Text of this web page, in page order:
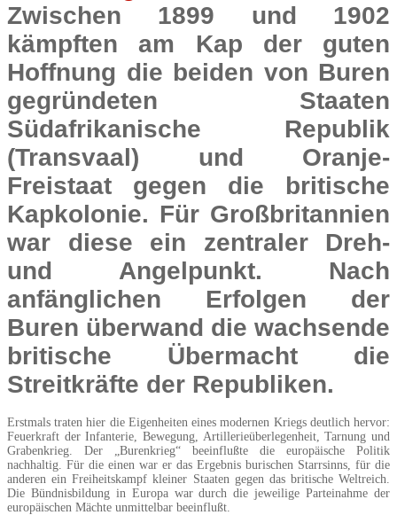
Zwischen 1899 und 1902
kämpften am Kap der guten
Hoffnung die beiden von Buren
gegründeten Staaten
Südafrikanische Republik
(Transvaal) und Oranje-
Freistaat gegen die britische
Kapkolonie. Für Großbritannien
war diese ein zentraler Dreh-
und Angelpunkt. Nach
anfänglichen Erfolgen der
Buren überwand die wachsende
britische Übermacht die
Streitkräfte der Republiken.
Erstmals traten hier die Eigenheiten eines modernen Kriegs deutlich hervor:
Feuerkraft der Infanterie, Bewegung, Artillerieüberlegenheit, Tarnung und
Grabenkrieg. Der „Burenkrieg“ beeinflußte die europäische Politik
nachhaltig. Für die einen war er das Ergebnis burischen Starrsinns, für die
anderen ein Freiheitskampf kleiner Staaten gegen das britische Weltreich.
Die Bündnisbildung in Europa war durch die jeweilige Parteinahme der
europäischen Mächte unmittelbar beeinflußt.